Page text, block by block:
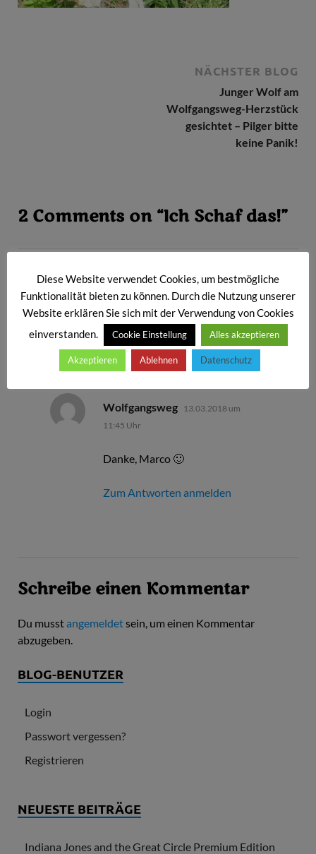
NÄCHSTER BLOG
Junger Wolf am
Wolfgangsweg-Herzstück
gesichtet – Pilger bitte
keine Panik!
2 Comments on “Ich Schaf das!”
Göde Grafik & EDVsagt:
13.03.2018 um 11:43 Uhr
Schön gemacht Dori
Zum Antworten anmelden
Wolfgangsweg sagt:
13.03.2018 um
11:45 Uhr
Danke, Marco 🙂
Zum Antworten anmelden
Schreibe einen Kommentar
Du musstangemeldetsein, um einen Kommentar
abzugeben.
BLOG-BENUTZER
Login
Passwort vergessen?
Registrieren
NEUESTE BEITRÄGE
Indiana Jones and the Great Circle Premium Edition
Diese Website verwendet Cookies, um bestmögliche
Funktionalität bieten zu können. Durch die Nutzung unserer
Website erklären Sie sich mit der Verwendung von Cookies
einverstanden.
Cookie Einstellung Alles akzeptieren
Akzeptieren Ablehnen Datenschutz